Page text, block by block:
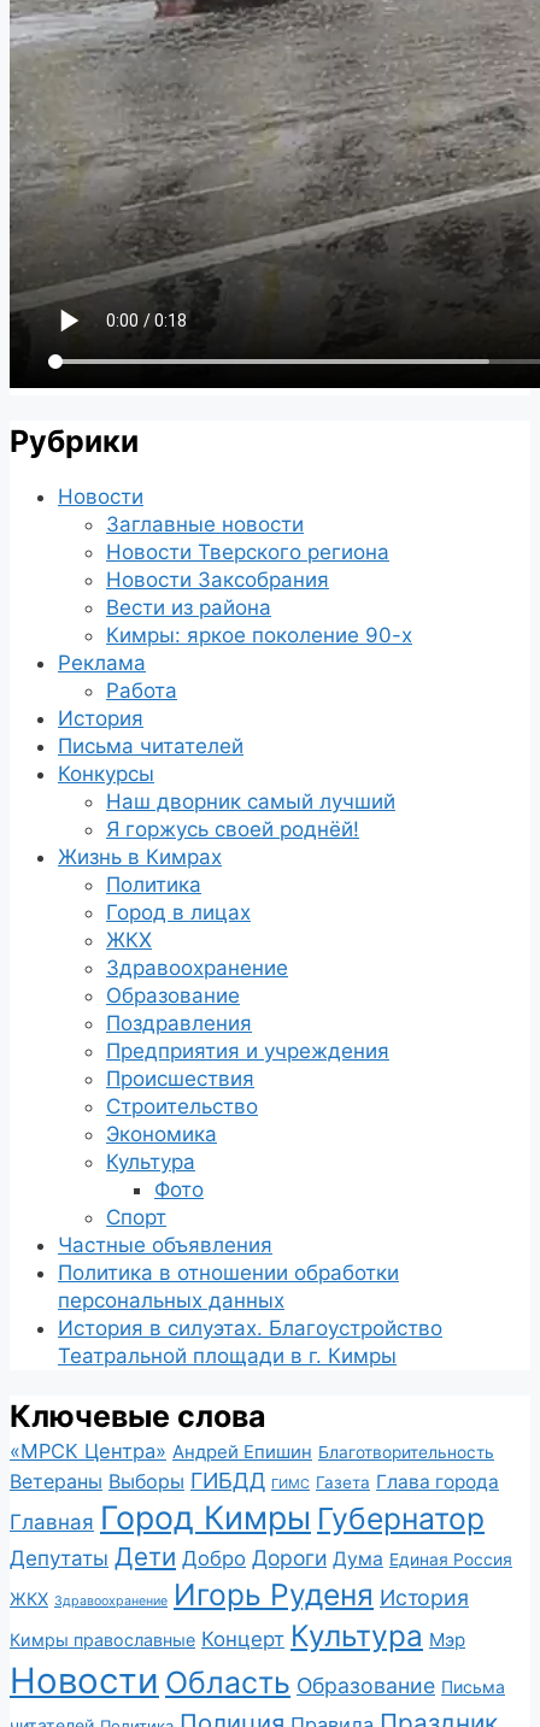
Рубрики
Новости
Заглавные новости
Новости Тверского региона
Новости Заксобрания
Вести из района
Кимры: яркое поколение 90-х
Реклама
Работа
История
Письма читателей
Конкурсы
Наш дворник самый лучший
Я горжусь своей роднёй!
Жизнь в Кимрах
Политика
Город в лицах
ЖКХ
Здравоохранение
Образование
Поздравления
Предприятия и учреждения
Происшествия
Строительство
Экономика
Культура
Фото
Спорт
Частные объявления
Политика в отношении обработки
персональных данных
История в силуэтах. Благоустройство
Театральной площади в г. Кимры
Ключевые слова
«МРСК Центра» Андрей Епишин Благотворительность
Ветераны Выборы ГИБДД ГИМС Газета Глава города
Главная Город Кимры Губернатор
Депутаты Дети Добро Дороги Дума Единая Россия
ЖКХ Здравоохранение Игорь Руденя История
Кимры православные Концерт Культура Мэр
Новости Область Образование Письма